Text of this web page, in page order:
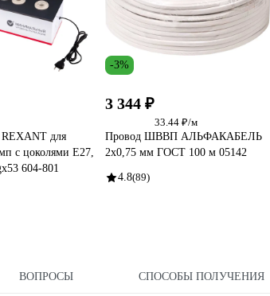
REXANT для
с цоколями Е27,
604-801
-3%
3 344 ₽
33.44 ₽/м
Провод ШВВП АЛЬФАКАБЕЛЬ
2х0,75 мм ГОСТ 100 м 05142
4.8(89)
ВОПРОСЫ СПОСОБЫ ПОЛУЧЕНИЯ